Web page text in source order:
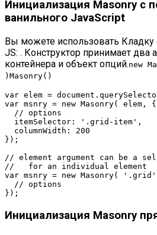
Инициализация Masonry с
ванильного JavaScript
Вы можете использовать
JS: . Конструктор принимает два
контейнера и объект опций.new
) Masonry()
var elem = document
var msnry = new Masonry( elem, {
// options
  itemSelector:
'.grid-item' ,
columnWidth : 200
});
// element argument can be a
//   for an individual element
var msnry = new Masonry( '.grid'
// options
Инициализация Masonry